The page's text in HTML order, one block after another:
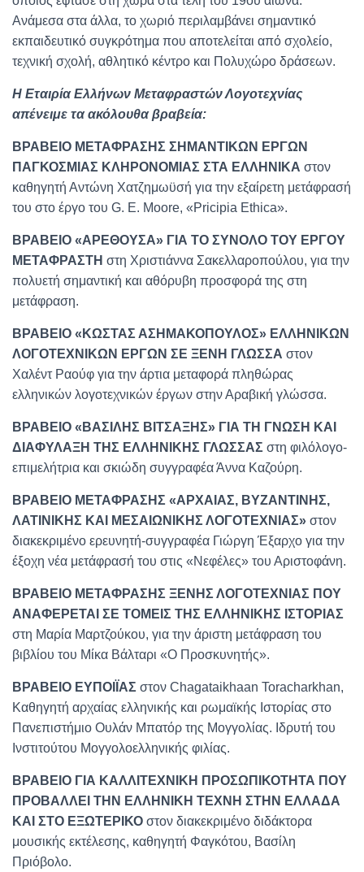
Ανάμεσα στα άλλα, το χωριό περιλαμβάνει σημαντικό
εκπαιδευτικό συγκρότημα που αποτελείται από σχολείο,
τεχνική σχολή, αθλητικό κέντρο και Πολυχώρο δράσεων.
Η Εταιρία Ελλήνων Μεταφραστών Λογοτεχνίας
απένειμε τα ακόλουθα βραβεία:
ΒΡΑΒΕΙΟ ΜΕΤΑΦΡΑΣΗΣ ΣΗΜΑΝΤΙΚΩΝ ΕΡΓΩΝ
ΠΑΓΚΟΣΜΙΑΣ ΚΛΗΡΟΝΟΜΙΑΣ ΣΤΑ ΕΛΛΗΝΙΚΑ στον
καθηγητή Αντώνη Χατζημωϋσή για την εξαίρετη μετάφρασή
του στο έργο του G. E. Moore, «Pricipia Ethica».
ΒΡΑΒΕΙΟ «ΑΡΕΘΟΥΣΑ» ΓΙΑ ΤΟ ΣΥΝΟΛΟ ΤΟΥ ΕΡΓΟΥ
ΜΕΤΑΦΡΑΣΤΗ στη Χριστιάννα Σακελλαροπούλου, για την
πολυετή σημαντική και αθόρυβη προσφορά της στη
μετάφραση.
ΒΡΑΒΕΙΟ «ΚΩΣΤΑΣ ΑΣΗΜΑΚΟΠΟΥΛΟΣ» ΕΛΛΗΝΙΚΩΝ
ΛΟΓΟΤΕΧΝΙΚΩΝ ΕΡΓΩΝ ΣΕ ΞΕΝΗ ΓΛΩΣΣΑ στον
Χαλέντ Ραούφ για την άρτια μεταφορά πληθώρας
ελληνικών λογοτεχνικών έργων στην Αραβική γλώσσα.
ΒΡΑΒΕΙΟ «ΒΑΣΙΛΗΣ ΒΙΤΣΑΞΗΣ» ΓΙΑ ΤΗ ΓΝΩΣΗ ΚΑΙ
ΔΙΑΦΥΛΑΞΗ ΤΗΣ ΕΛΛΗΝΙΚΗΣ ΓΛΩΣΣΑΣ στη φιλόλογο-
επιμελήτρια και σκιώδη συγγραφέα Άννα Καζούρη.
ΒΡΑΒΕΙΟ ΜΕΤΑΦΡΑΣΗΣ «ΑΡΧΑΙΑΣ, ΒΥΖΑΝΤΙΝΗΣ,
ΛΑΤΙΝΙΚΗΣ ΚΑΙ ΜΕΣΑΙΩΝΙΚΗΣ ΛΟΓΟΤΕΧΝΙΑΣ» στον
διακεκριμένο ερευνητή-συγγραφέα Γιώργη Έξαρχο για την
έξοχη νέα μετάφρασή του στις «Νεφέλες» του Αριστοφάνη.
ΒΡΑΒΕΙΟ ΜΕΤΑΦΡΑΣΗΣ ΞΕΝΗΣ ΛΟΓΟΤΕΧΝΙΑΣ ΠΟΥ
ΑΝΑΦΕΡΕΤΑΙ ΣΕ ΤΟΜΕΙΣ ΤΗΣ ΕΛΛΗΝΙΚΗΣ ΙΣΤΟΡΙΑΣ
στη Μαρία Μαρτζούκου, για την άριστη μετάφραση του
βιβλίου του Μίκα Βάλταρι «Ο Προσκυνητής».
ΒΡΑΒΕΙΟ ΕΥΠΟΙΪΑΣ στον Chagataikhaan Toracharkhan,
Καθηγητή αρχαίας ελληνικής και ρωμαϊκής Ιστορίας στο
Πανεπιστήμιο Ουλάν Μπατόρ της Μογγολίας. Ιδρυτή του
Ινστιτούτου Μογγολοελληνικής φιλίας.
ΒΡΑΒΕΙΟ ΓΙΑ ΚΑΛΛΙΤΕΧΝΙΚΗ ΠΡΟΣΩΠΙΚΟΤΗΤΑ ΠΟΥ
ΠΡΟΒΑΛΛΕΙ ΤΗΝ ΕΛΛΗΝΙΚΗ ΤΕΧΝΗ ΣΤΗΝ ΕΛΛΑΔΑ
ΚΑΙ ΣΤΟ ΕΞΩΤΕΡΙΚΟ στον διακεκριμένο διδάκτορα
μουσικής εκτέλεσης, καθηγητή Φαγκότου, Βασίλη
Πριόβολο.